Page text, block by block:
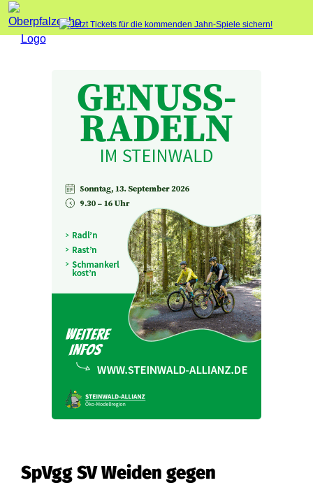
SpVgg SV Weiden gegen